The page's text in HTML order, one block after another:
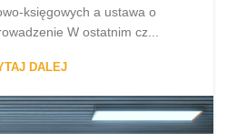
księgowych a ustawa o
W ostatnim cz...
DALEJ